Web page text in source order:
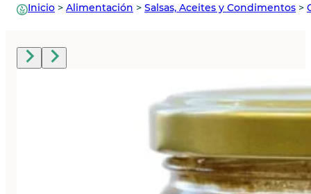
Inicio > Alimentación > Salsas, Aceites y Condimentos >